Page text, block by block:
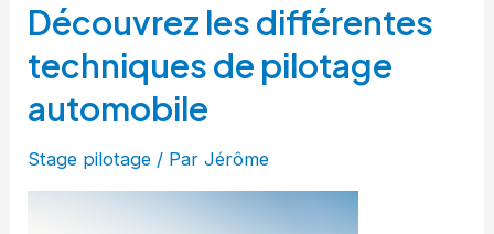
Découvrez les différentes
techniques de pilotage
automobile
Stage pilotage / ParJérôme